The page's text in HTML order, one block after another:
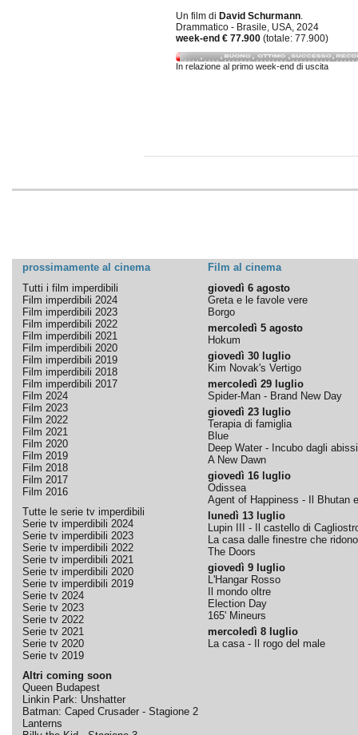
Un film di David Schurmann.
Drammatico - Brasile, USA, 2024
week-end € 77.900 (totale: 77.900)
In relazione al primo week-end di uscita
prossimamente al cinema
Film al cinema
Tutti i film imperdibili
Film imperdibili 2024
Film imperdibili 2023
Film imperdibili 2022
Film imperdibili 2021
Film imperdibili 2020
Film imperdibili 2019
Film imperdibili 2018
Film imperdibili 2017
Film 2024
Film 2023
Film 2022
Film 2021
Film 2020
Film 2019
Film 2018
Film 2017
Film 2016
Tutte le serie tv imperdibili
Serie tv imperdibili 2024
Serie tv imperdibili 2023
Serie tv imperdibili 2022
Serie tv imperdibili 2021
Serie tv imperdibili 2020
Serie tv imperdibili 2019
Serie tv 2024
Serie tv 2023
Serie tv 2022
Serie tv 2021
Serie tv 2020
Serie tv 2019
Altri coming soon
Queen Budapest
Linkin Park: Unshatter
Batman: Caped Crusader - Stagione 2
Lanterns
giovedì 6 agosto
Greta e le favole vere
Borgo
mercoledì 5 agosto
Hokum
giovedì 30 luglio
Kim Novak's Vertigo
mercoledì 29 luglio
Spider-Man - Brand New Day
giovedì 23 luglio
Terapia di famiglia
Blue
Deep Water - Incubo dagli abissi
A New Dawn
giovedì 16 luglio
Odissea
Agent of Happiness - Il Bhutan
lunedì 13 luglio
Lupin III - Il castello di
La casa dalle finestre che ridono
The Doors
giovedì 9 luglio
L'Hangar Rosso
Il mondo oltre
Election Day
165' Mineurs
mercoledì 8 luglio
La casa - Il rogo del male